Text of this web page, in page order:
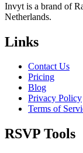
Invyt is a brand of
Netherlands.
Links
Contact Us
Pricing
Blog
Privacy Policy
Terms of
RSVP Tools